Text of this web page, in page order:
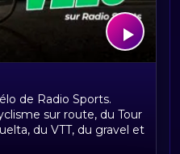
Cyclo, votre
de Radio Sports.
sur route, du Tour
du VTT, du gravel et